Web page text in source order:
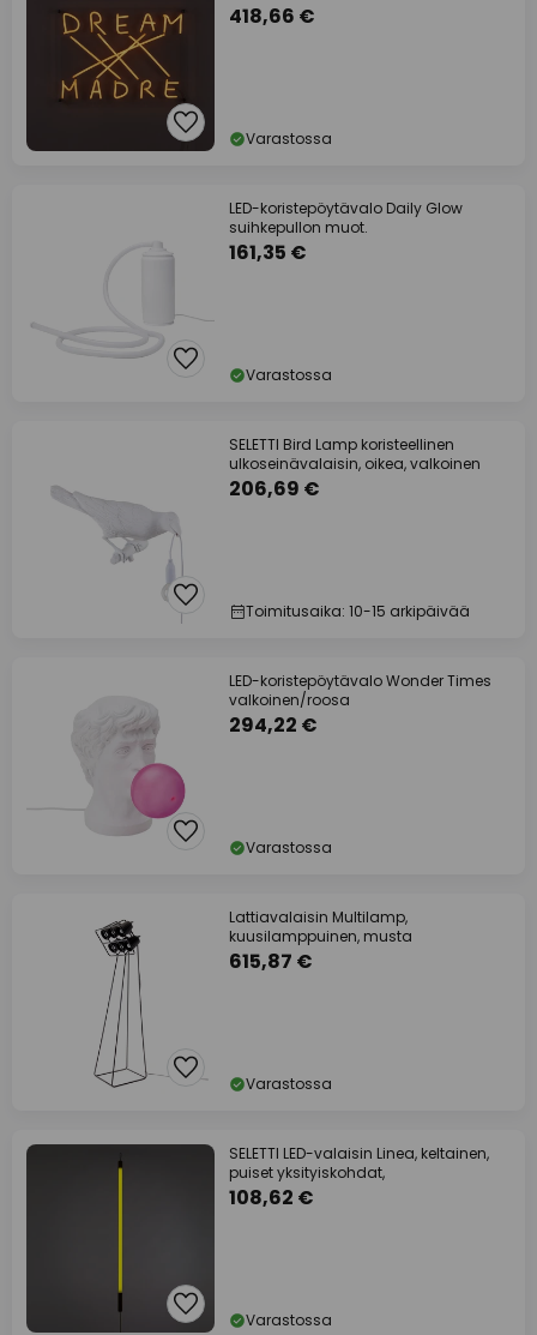
418,66 €
Varastossa
LED-koristepöytävalo Daily Glow
suihkepullon muot.
161,35 €
Varastossa
SELETTI Bird Lamp koristeellinen
ulkoseinävalaisin, oikea, valkoinen
206,69 €
Toimitusaika: 10-15 arkipäivää
LED-koristepöytävalo Wonder Times
valkoinen/roosa
294,22 €
Varastossa
Lattiavalaisin Multilamp,
kuusilamppuinen, musta
615,87 €
Varastossa
SELETTI LED-valaisin Linea, keltainen,
puiset yksityiskohdat,
108,62 €
Varastossa